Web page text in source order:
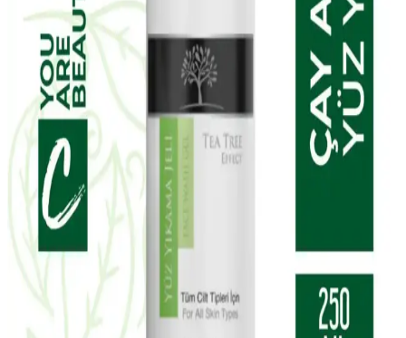
EDLIKE'in saf yağlar ve el yapımı adaçayı ile zenginleştirilmiş
sabunu, cildi nazikçe temizler, nemlendirir ve ferahlatır. Hassas
ciltlere uygun, doğal içerikli ve uzun süre kullanılabilen bu ürün, cilt
sağlığını destekler.
W-Lab Kozmetik Madeleb Krem ve Selin Beauty
CC Krem Seti: Günlük Cilt Bakımı İçin Çok Yönlü
Çözüm
Madeleb Krem ve CC krem seti, cilt tipine uygun, doğal içerikli ve
vegan formülüyle günlük bakımda pratik ve etkili çözümler sunar.
Yves Rocher Tropikal Hindistan Cevizi Vücut
Losyonu Doğal Nemlendirici ve Besleyici Özellikler
Yves Rocher'in tropikal hindistan cevizi içeren vegan vücut losyonu,
tüm cilt tipleri için uygun, doğal içeriklerle formüle edilmiştir. Hafif
yapısı ve kalıcı kokusuyla cildi nemlendirir ve besler.